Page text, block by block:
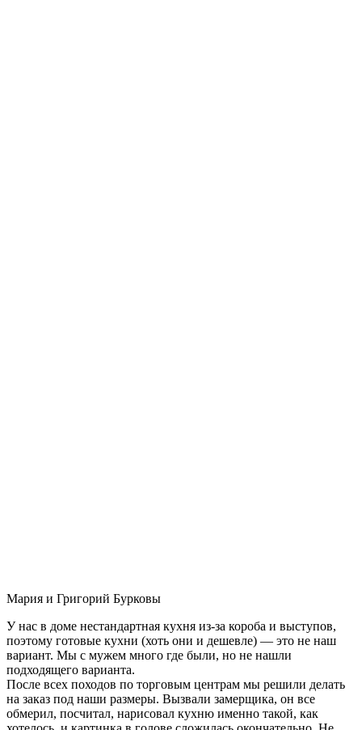
Мария и Григорий Бурковы
У нас в доме нестандартная кухня из-за короба и выступов,
поэтому готовые кухни (хоть они и дешевле) — это не наш
вариант. Мы с мужем много где были, но не нашли
подходящего варианта.
После всех походов по торговым центрам мы решили делать
на заказ под наши размеры. Вызвали замерщика, он все
обмерил, посчитал, нарисовал кухню именно такой, как